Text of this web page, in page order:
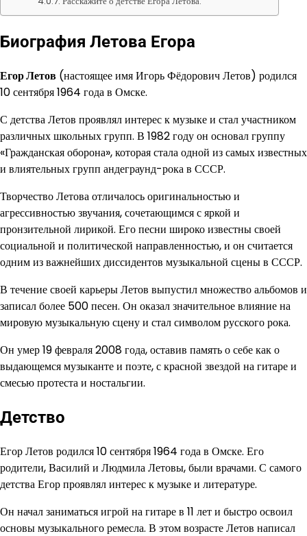
Биография Летова Егора
Егор Летов (настоящее имя Игорь Фёдорович Летов) родился
10 сентября 1964 года в Омске.
С детства Летов проявлял интерес к музыке и стал участником
различных школьных групп. В 1982 году он основал группу
«Гражданская оборона», которая стала одной из самых известных
и влиятельных групп андеграунд-рока в СССР.
Творчество Летова отличалось оригинальностью и
агрессивностью звучания, сочетающимся с яркой и
пронзительной лирикой. Его песни широко известны своей
социальной и политической направленностью, и он считается
одним из важнейших диссидентов музыкальной сцены в СССР.
В течение своей карьеры Летов выпустил множество альбомов и
записал более 500 песен. Он оказал значительное влияние на
мировую музыкальную сцену и стал символом русского рока.
Он умер 19 февраля 2008 года, оставив память о себе как о
выдающемся музыканте и поэте, с красной звездой на гитаре и
смесью протеста и ностальгии.
Детство
Егор Летов родился 10 сентября 1964 года в Омске. Его
родители, Василий и Людмила Летовы, были врачами. С самого
детства Егор проявлял интерес к музыке и литературе.
Он начал заниматься игрой на гитаре в 11 лет и быстро освоил
основы музыкального ремесла. В этом возрасте Летов написал